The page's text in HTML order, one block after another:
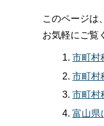
このページは
お気軽にご覧
市町村
市町村
市町村
富山県